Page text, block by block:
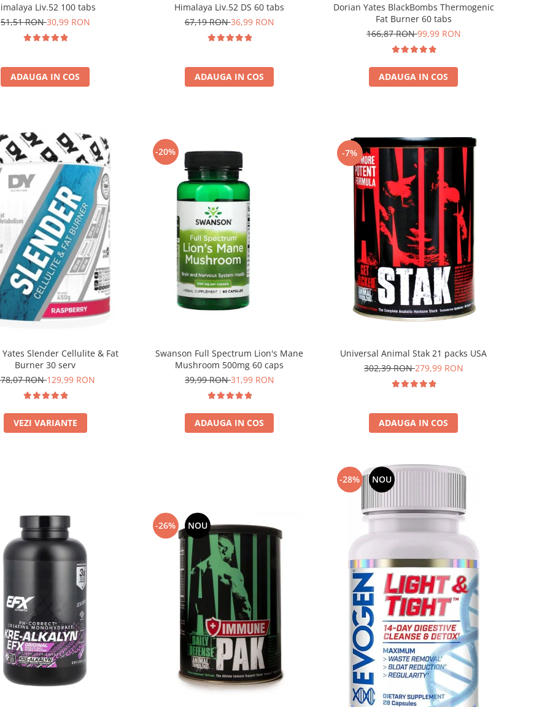
Liv.52 100 tabs
51,51 RON30,99 RON
ADAUGA IN COS
Himalaya Liv.52 DS 60 tabs
67,19 RON36,99 RON
ADAUGA IN COS
Dorian Yates BlackBombs Thermogenic
Fat Burner 60 tabs
166,87 RON99,99 RON
ADAUGA IN COS
Slender Cellulite & Fat
Burner 30 serv
RON129,99 RON
VEZI VARIANTE
-20%
Swanson Full Spectrum Lion's Mane
Mushroom 500mg 60 caps
39,99 RON31,99 RON
ADAUGA IN COS
-7%
Universal Animal Stak 21 packs USA
302,39 RON279,99 RON
ADAUGA IN COS
-26% NOU
-28% NOU